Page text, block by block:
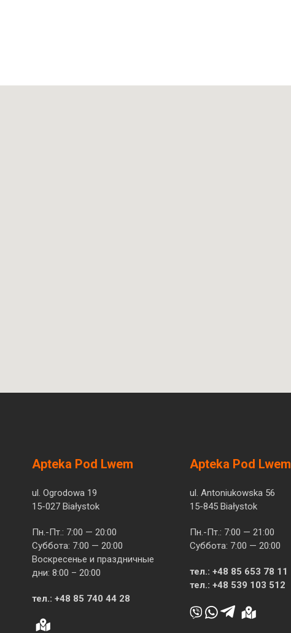
Apteka Pod Lwem
ul. Ogrodowa 19
15-027 Białystok
Пн.-Пт.: 7:00 — 20:00
Суббота: 7:00 — 20:00
Воскресенье и праздничные
дни: 8:00 – 20:00
тел.: +48 85 740 44 28
Apteka Pod Lwem
ul. Antoniukowska 56
15-845 Białystok
Пн.-Пт.: 7:00 — 21:00
Суббота: 7:00 — 20:00
тел.: +48 85 653 78 11
тел.: +48 539 103 512